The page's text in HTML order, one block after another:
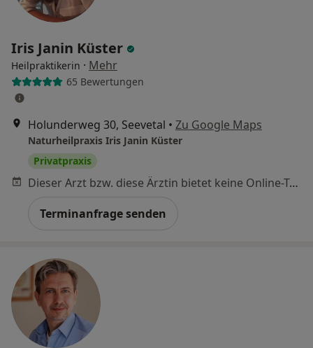
Iris Janin Küster
Heilpraktikerin · Mehr
65 Bewertungen
Holunderweg 30, Seevetal • Zu Google Maps
Naturheilpraxis Iris Janin Küster
Privatpraxis
Dieser Arzt bzw. diese Ärztin bietet keine Online-Terminbuchung an diesem Standort an.
Terminanfrage senden